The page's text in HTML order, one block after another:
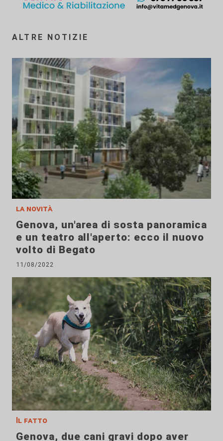
ALTRE NOTIZIE
la novità
Genova, un'area di sosta panoramica
e un teatro all'aperto: ecco il nuovo
volto di Begato
11/08/2022
Il fatto
Genova, due cani gravi dopo aver